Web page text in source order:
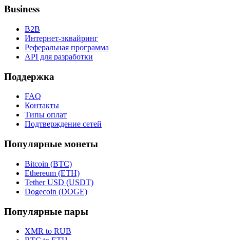
Business
B2B
Интернет-эквайринг
Реферальная программа
API для разработки
Поддержка
FAQ
Контакты
Типы оплат
Подтверждение сетей
Популярные монеты
Bitcoin (BTC)
Ethereum (ETH)
Tether USD (USDT)
Dogecoin (DOGE)
Популярные пары
XMR to RUB